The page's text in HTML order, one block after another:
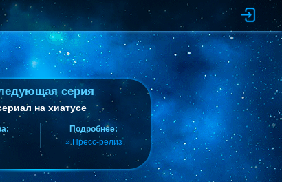
серия
на хиатусе
Подробнее:
» Пресс-релиз